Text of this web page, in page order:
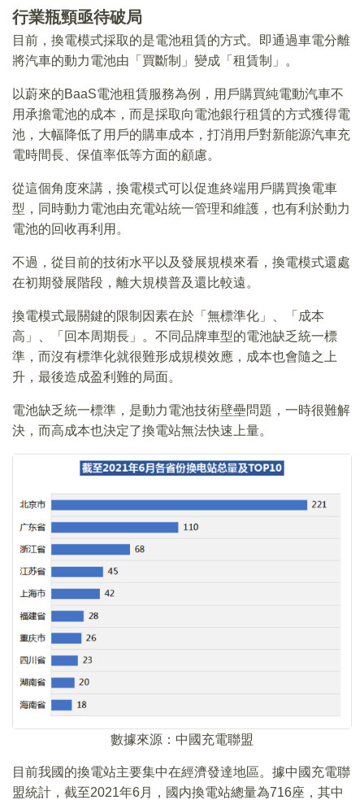
行業瓶頸亟待破局
目前，換電模式採取的是電池租賃的方式。即通過車電分離
將汽車的動力電池由「買斷制」變成「租賃制」。
以蔚來的BaaS電池租賃服務為例，用戶購買純電動汽車不
用承擔電池的成本，而是採取向電池銀行租賃的方式獲得電
池，大幅降低了用戶的購車成本，打消用戶對新能源汽車充
電時間長、保值率低等方面的顧慮。
從這個角度來講，換電模式可以促進終端用戶購買換電車
型，同時動力電池由充電站統一管理和維護，也有利於動力
電池的回收再利用。
不過，從目前的技術水平以及發展規模來看，換電模式還處
在初期發展階段，離大規模普及還比較遠。
換電模式最關鍵的限制因素在於「無標準化」、「成本
高」、「回本周期長」。不同品牌車型的電池缺乏統一標
準，而沒有標準化就很難形成規模效應，成本也會隨之上
升，最後造成盈利難的局面。
電池缺乏統一標準，是動力電池技術壁壘問題，一時很難解
決，而高成本也決定了換電站無法快速上量。
數據來源：中國充電聯盟
目前我國的換電站主要集中在經濟發達地區。據中國充電聯
盟統計，截至2021年6月，國内換電站總量為716座，其中